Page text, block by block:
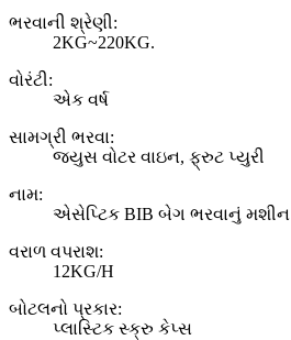
ભરવાની શ્રેણી:
2KG~220KG.
વોરંટી:
એક વર્ષ
સામગ્રી ભરવા:
જ્યુસ વોટર વાઇન, ફ્રુટ પ્યુરી
નામ:
એસેપ્ટિક BIB બેગ ભરવાનું મશીન
વરાળ વપરાશ:
12KG/H
બોટલનો પ્રકાર:
પ્લાસ્ટિક સ્ક્રુ કેપ્સ